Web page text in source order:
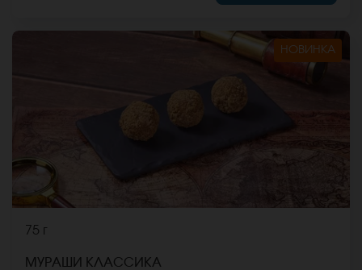
НОВИНКА
75 г
МУРАШИ КЛАССИКА